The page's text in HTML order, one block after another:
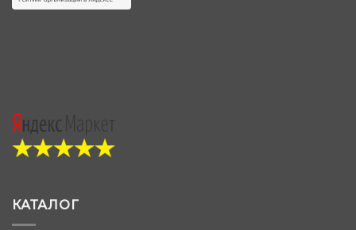
КАТАЛОГ